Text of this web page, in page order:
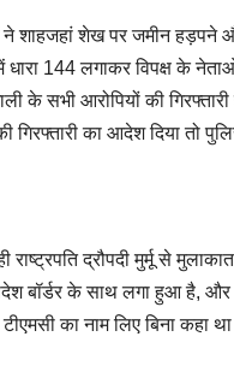
शाहजहां शेख पर जमीन हड़पने
144 लगाकर विपक्ष के
सभी आरोपियों की
का आदेश दिया तो
द्रौपदी मुर्मू से
बॉर्डर के साथ लगा हुआ है,
का नाम लिए बिना कहा